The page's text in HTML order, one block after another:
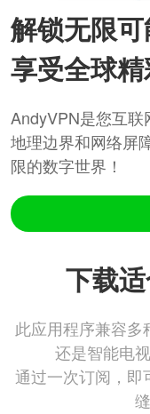
解锁无限可
享受全球精
AndyVPN是您互
地理边界和网络屏
限的数字世界！
下载
此应用程序兼容
还是智能电
通过一次订阅，即